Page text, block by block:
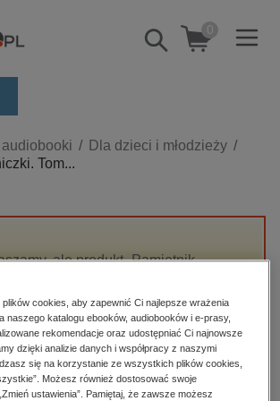
Pokaż/schowaj
wyszukiwarkę
0
E-prasa
aranżacja wnętrz
rozrywka
internet, technologie, informatyka
audiobooki
Dla dzieci i młodzieży
Tom...
ale produkt „Pamiętnik
cookies, aby zapewnić Ci najlepsze wrażenia
naszego katalogu ebooków, audiobooków i e-prasy,
rekomendacje oraz udostępniać Ci najnowsze
dzięki analizie danych i współpracy z naszymi
się na korzystanie ze wszystkich plików cookies,
Możesz również dostosować swoje
ustawienia”. Pamiętaj, że zawsze możesz